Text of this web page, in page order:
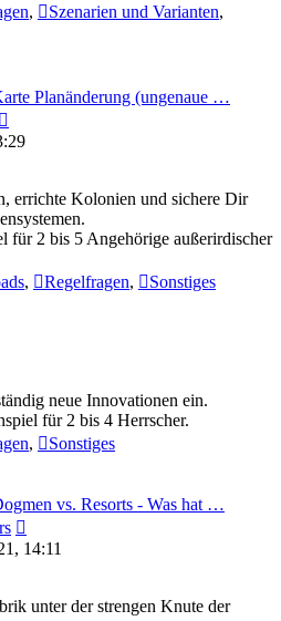
, Szenarien und Varianten,
Planänderung (ungenaue …
Beitrag
errichte Kolonien und sichere Dir
für 2 bis 5 Angehörige außerirdischer
, Regelfragen,
Sonstiges
neue Innovationen ein.
für 2 bis 4 Herrscher.
,
Sonstiges
vs. Resorts - Was hat …
Beitrag
14:11
unter der strengen Knute der